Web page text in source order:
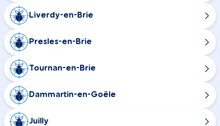
Liverdy-en-Brie
Presles-en-Brie
Tournan-en-Brie
Dammartin-en-Goële
Juilly